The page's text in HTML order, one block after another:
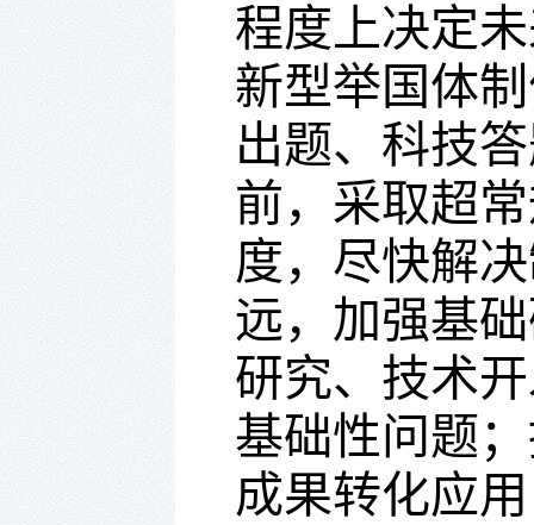
程度上决定
新型举国体
出题、科技
前，采取超
度，尽快解
远，加强基
研究、技术
基础性问题
成果转化应